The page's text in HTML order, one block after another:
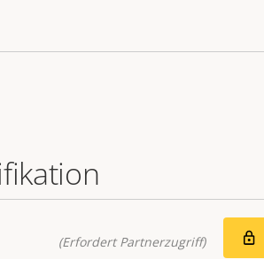
(Erfordert Partnerzugriff)